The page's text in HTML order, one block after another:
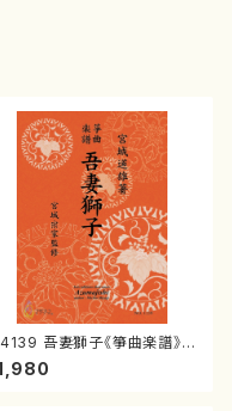
吾妻獅子《箏曲楽譜》
/宮城道雄著・宮城宗家監修/
古典楽譜）